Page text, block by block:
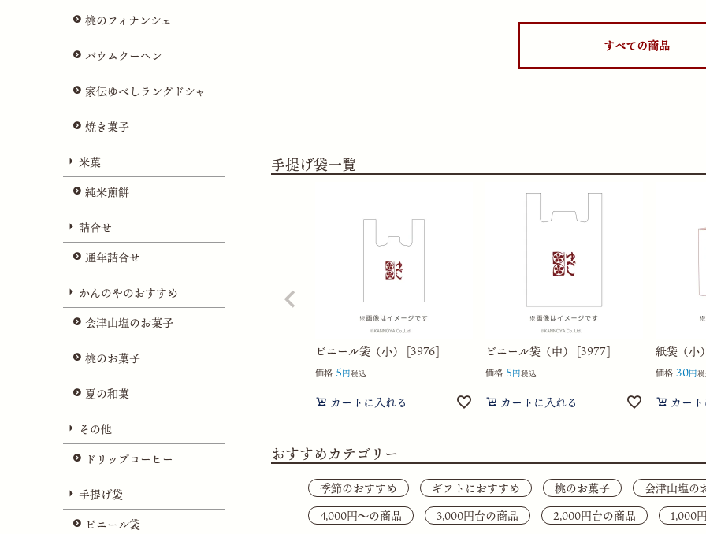
桃のフィナンシェ
バウムクーヘン
家伝ゆべしラングドシャ
焼き菓子
米菓
純米煎餅
詰合せ
通年詰合せ
かんのやのおすすめ
会津山塩のお菓子
桃のお菓子
夏の和菓
その他
ドリップコーヒー
手提げ袋
ビニール袋
すべての商品
手提げ袋一覧
ビニール袋（小） [3976]
価格 5 税込
カートに入れる
ビニール袋（中） [3977]
価格 5 税込
カートに入れる
紙袋（小
価格 30
カー
おすすめカテゴリー
季節のおすすめ ギフトにおすすめ 桃のお菓子 会津山塩の
4,000円〜の商品
3,000円台の商品 2,000円台の商品 1,000